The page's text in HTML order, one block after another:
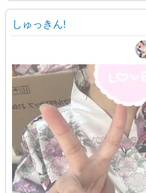
しゅっきん!